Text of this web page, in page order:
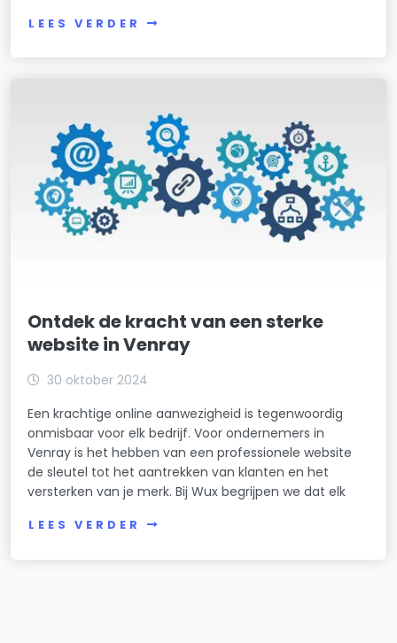
LEES VERDER
Ontdek de kracht van een sterke
website in Venray
30 oktober 2024
Een krachtige online aanwezigheid is tegenwoordig
onmisbaar voor elk bedrijf. Voor ondernemers in
Venray is het hebben van een professionele website
de sleutel tot het aantrekken van klanten en het
versterken van je merk. Bij Wux begrijpen we dat elk
LEES VERDER